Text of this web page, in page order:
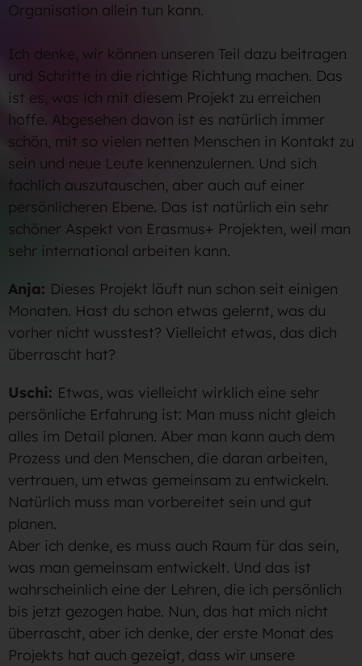
Organisation allein tun kann.
Ich denke, wir können unseren Teil dazu beitragen
und Schritte in die richtige Richtung machen. Das
ist es, was ich mit diesem Projekt zu erreichen
hoffe. Abgesehen davon ist es natürlich immer
schön, mit so vielen netten Menschen in Kontakt zu
sein und neue Leute kennenzulernen. Und sich
fachlich auszutauschen, aber auch auf einer
persönlicheren Ebene. Das ist natürlich ein sehr
schöner Aspekt von Erasmus+ Projekten, weil man
sehr international arbeiten kann.
Anja: Dieses Projekt läuft nun schon seit einigen
Monaten. Hast du schon etwas gelernt, was du
vorher nicht wusstest? Vielleicht etwas, das dich
überrascht hat?
Uschi: Etwas, was vielleicht wirklich eine sehr
persönliche Erfahrung ist: Man muss nicht gleich
alles im Detail planen. Aber man kann auch dem
Prozess und den Menschen, die daran arbeiten,
vertrauen, um etwas gemeinsam zu entwickeln.
Natürlich muss man vorbereitet sein und gut
planen.
Aber ich denke, es muss auch Raum für das sein,
was man gemeinsam entwickelt. Und das ist
wahrscheinlich eine der Lehren, die ich persönlich
bis jetzt gezogen habe. Nun, das hat mich nicht
überrascht, aber ich denke, der erste Monat des
Projekts hat auch gezeigt, dass wir unsere